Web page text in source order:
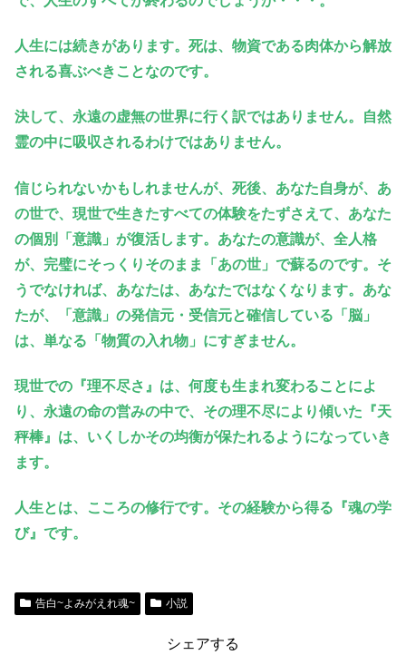
人生には続きがあります。死は、物資である肉体から解放
される喜ぶべきことなのです。
決して、永遠の虚無の世界に行く訳ではありません。自然
霊の中に吸収されるわけではありません。
信じられないかもしれませんが、死後、あなた自身が、あ
の世で、現世で生きたすべての体験をたずさ えて、あなた
の個別「意識」が復活します。あなたの意識が、全人格
が、完璧にそっくりそのまま「あの世」で蘇るのです。そ
うでなければ、あなたは、あなたではなくなります。あな
たが、「意識」の発信元・受信元と確信している「脳」
は、単なる「物質の入れ物」にすぎません。
現世での『理不尽さ』は、何度も生まれ変わることによ
り、永遠の命の営みの中で、その理不尽により傾いた『天
秤棒』は、いくしかその均衡が保たれるようになっていき
ます。
人生とは、こころの修行です。その経験から得る『魂の学
び』です。
告白~よみがえれ魂~ 小説
シェアする